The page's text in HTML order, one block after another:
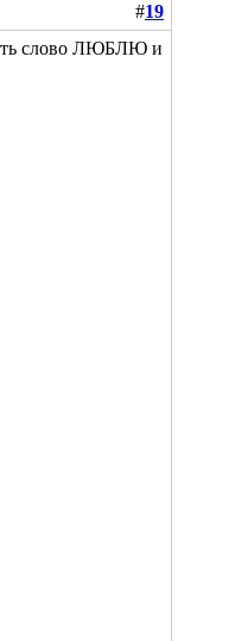
#19
слово ЛЮБЛЮ и